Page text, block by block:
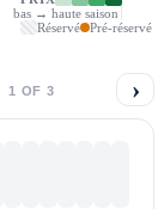
bas → haute saison
Réservé
Pré-réservé
1 OF 3 ›